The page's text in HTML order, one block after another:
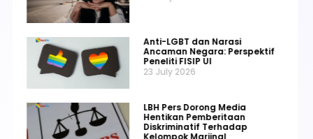
Anti-LGBT dan Narasi
Ancaman Negara: Perspektif
Peneliti FISIP UI
23 July 2026
LBH Pers Dorong Media
Hentikan Pemberitaan
Diskriminatif Terhadap
Kelompok Marjinal